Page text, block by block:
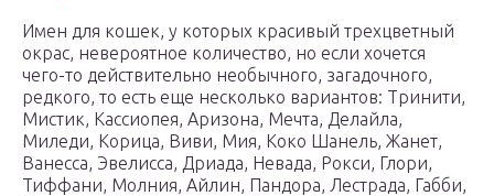
Имен для кошек, у которых красивый трехцветный
окрас, невероятное количество, но если хочется
чего-то действительно необычного, загадочного,
редкого, то есть еще несколько вариантов: Тринити,
Мистик, Кассиопея, Аризона, Мечта, Делайла,
Миледи, Корица, Виви, Мия, Коко Шанель, Жанет,
Ванесса, Эвелисса, Дриада, Невада, Рокси, Глори,
Тиффани, Молния, Айлин, Пандора, Лестрада, Габби,